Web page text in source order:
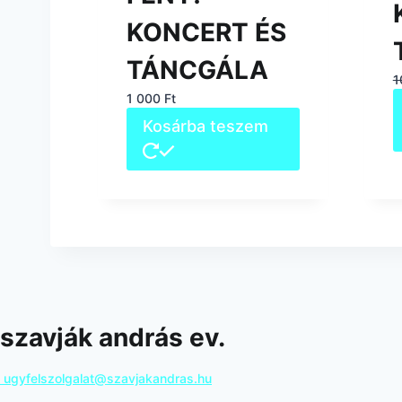
KONCERT ÉS
TÁNCGÁLA
1 000 Ft
Kosárba teszem
szavják andrás ev.
ugyfelszolgalat@szavjakandras.hu